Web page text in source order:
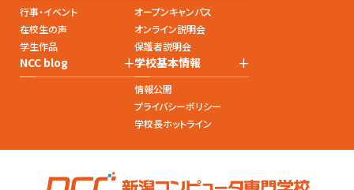
行事・イベント
在校生の声
学生作品
オープンキャンパス
オンライン説明会
保護者説明会
NCC blog +学校基本情報 +
情報公開
プライバシーポリシー
学校長ホットライン